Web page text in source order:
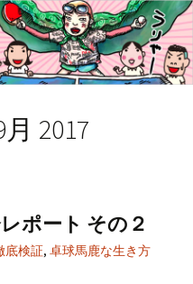
2017
ポート その２
底検証, 卓球馬鹿な生き方